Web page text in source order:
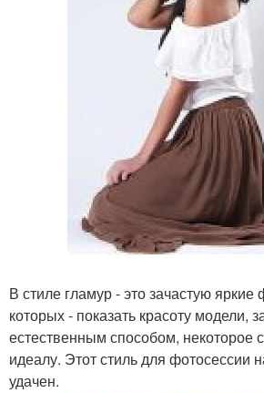
В стиле гламур - это зачастую
которых - показать красоту модели,
естественным способом, некоторое
идеалу. Этот стиль для фотосессии
удачен.